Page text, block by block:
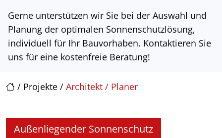
/ Projekte / Architekt / Planer
Gerne unterstützen wir Sie bei der Auswahl und
Planung der optimalen Sonnenschutzlösung,
individuell für Ihr Bauvorhaben. Kontaktieren Sie
uns für eine kostenfreie Beratung!
Außenliegender Sonnenschutz